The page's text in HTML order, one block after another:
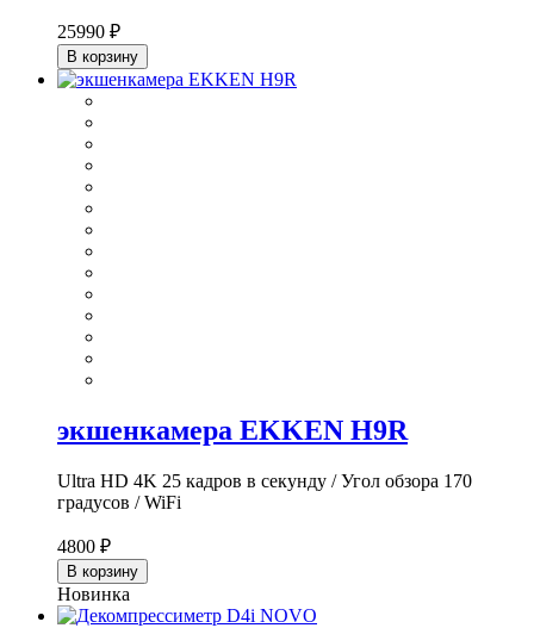
25990 ₽
В корзину
экшенкамера EKKEN H9R
Ultra HD 4K 25 кадров в секунду / Угол обзора 170
градусов / WiFi
4800 ₽
В корзину
Новинка